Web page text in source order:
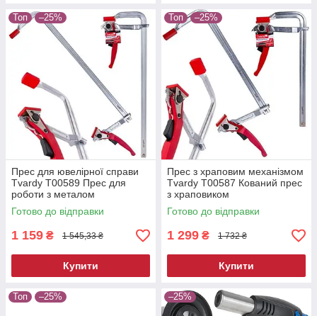
Топ –25%
Прес для ювелірної справи
Tvardy T00589 Прес для
роботи з металом
Готово до відправки
1 159 ₴ 1 545,33 ₴
Купити
Топ –25%
Прес з храповим механізмом
Tvardy T00587 Кований прес
з храповиком
Готово до відправки
1 299 ₴ 1 732 ₴
Купити
Топ –25% –25%